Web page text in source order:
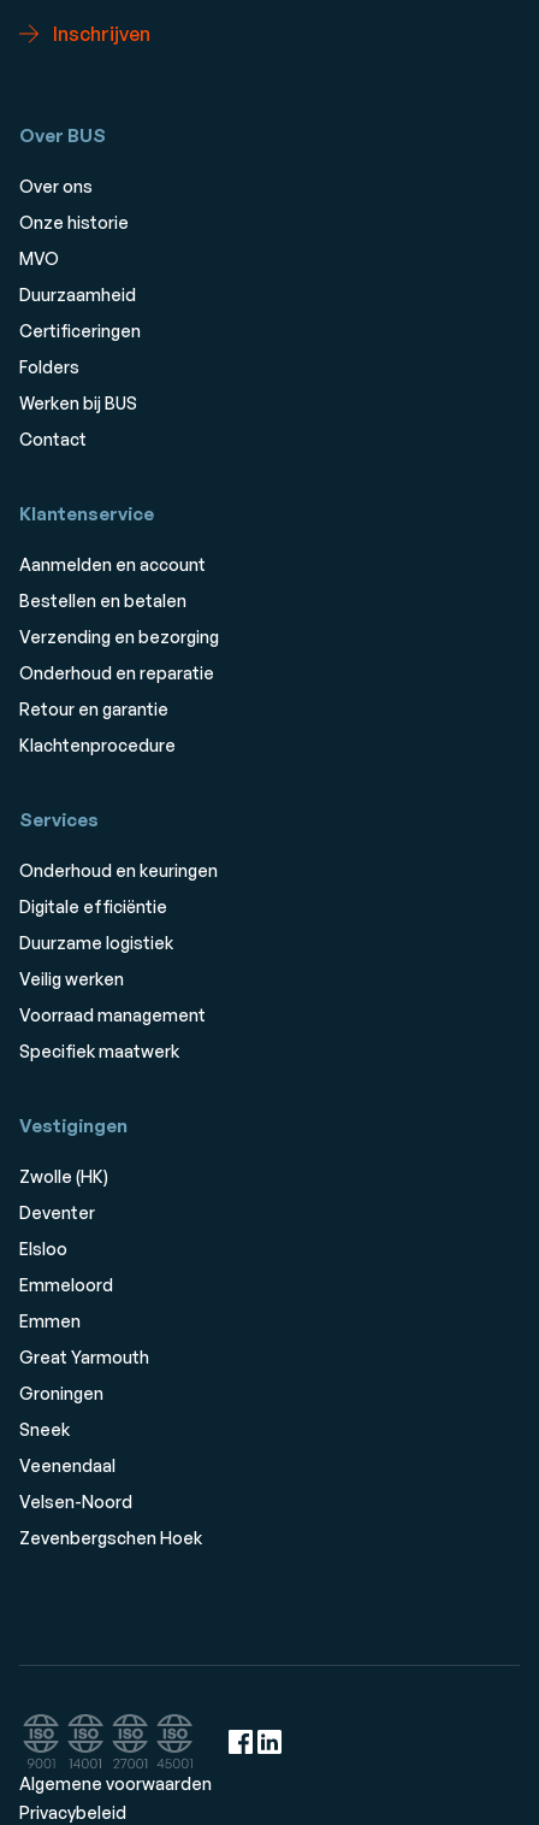
Inschrijven
Over BUS
Over ons
Onze historie
MVO
Duurzaamheid
Certificeringen
Folders
Werken bij BUS
Contact
Klantenservice
Aanmelden en account
Bestellen en betalen
Verzending en bezorging
Onderhoud en reparatie
Retour en garantie
Klachtenprocedure
Services
Onderhoud en keuringen
Digitale efficiëntie
Duurzame logistiek
Veilig werken
Voorraad management
Specifiek maatwerk
Vestigingen
Zwolle (HK)
Deventer
Elsloo
Emmeloord
Emmen
Great Yarmouth
Groningen
Sneek
Veenendaal
Velsen-Noord
Zevenbergschen Hoek
Algemene voorwaarden
Privacybeleid